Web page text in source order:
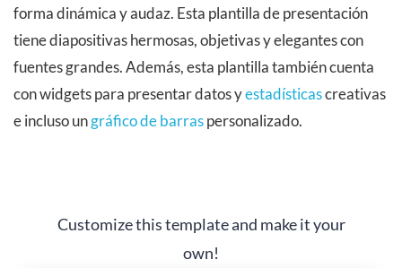
forma dinámica y audaz. Esta plantilla de presentación
tiene diapositivas hermosas, objetivas y elegantes con
fuentes grandes. Además, esta plantilla también cuenta
con widgets para presentar datos yestadísticascreativas
e incluso ungráfico de barraspersonalizado.
Customize this template and make it your
own!